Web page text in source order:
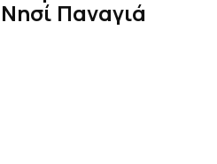
Παναγιά